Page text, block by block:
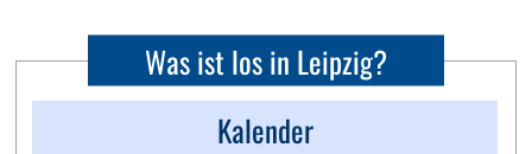
Was ist los in Leipzig?
Kalender